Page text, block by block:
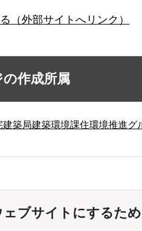
（外部サイトへリンク）
作成所属
築局建築環境課住環境推進グ
ェブサイトにするた